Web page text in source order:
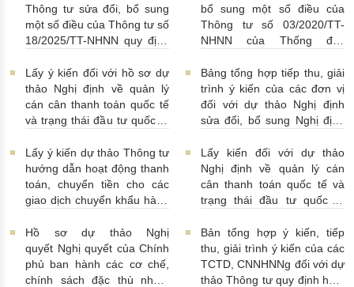
Thông tư sửa đổi, bổ sung
một số điều của Thông tư số
18/2025/TT-NHNN quy định
sẻ thông tin của Hệ thống
thông tin phục vụ công tác
giám sát hoạt động QTDND
và tổ chức TCVM
bổ sung một số điều của
Thông tư số 03/2020/TT-
NHNN của Thống đốc
tiền của NHNN 03/08/2026 |
11:16:00
Lấy ý kiến đối với hồ sơ dự
thảo Nghị định về quản lý
cán cân thanh toán quốc tế
và trạng thái đầu tư quốc tế
10:00:00
Bảng tổng hợp tiếp thu, giải
trình ý kiến của các đơn vị
đối với dự thảo Nghị định
sửa đổi, bổ sung Nghị định
30/07/2026 | 09:09:00
Lấy ý kiến dự thảo Thông tư
hướng dẫn hoạt động thanh
toán, chuyển tiền cho các
giao dịch chuyển khẩu hàng
Lấy kiến đối với dự thảo
Nghị định về quản lý cán
cân thanh toán quốc tế và
trạng thái đầu tư quốc tế
15:00:00
Hồ sơ dự thảo Nghị
quyết Nghị quyết của Chính
phủ ban hành các cơ chế,
chính sách đặc thù nhằm
Bản tổng hợp ý kiến, tiếp
thu, giải trình ý kiến của các
TCTD, CNNHNNg đối với dự
thảo Thông tư quy định hoạt